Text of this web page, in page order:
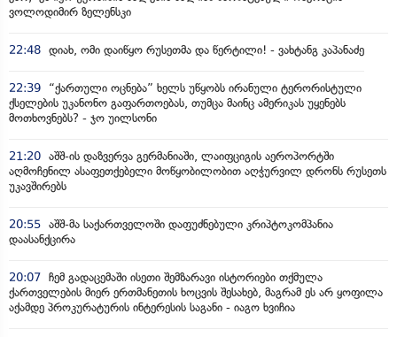
ვოლოდიმირ ზელენსკი
22:48 დიახ, ომი დაიწყო რუსეთმა და წერტილი! - ვახტანგ კაპანაძე
22:39
“ქართული ოცნება” ხელს უწყობს ირანული ტერორისტული
ქსელების უკანონო გაფართოებას, თუმცა მაინც ამერიკას უყენებს
მოთხოვნებს? - ჯო უილსონი
21:20 აშშ-ის დაზვერვა გერმანიაში, ლაიფციგის აეროპორტში
აღმოჩენილ ასაფეთქებელი მოწყობილობით აღჭურვილ დრონს რუსეთს
უკავშირებს
20:55 აშშ-მა საქართველოში დაფუძნებული კრიპტოკომპანია
დაასანქცირა
20:07 ჩემ გადაცემაში ისეთი შემზარავი ისტორიები თქმულა
ქართველების მიერ ერთმანეთის ხოცვის შესახებ, მაგრამ ეს არ ყოფილა
აქამდე პროკურატურის ინტერესის საგანი - იაგო ხვიჩია